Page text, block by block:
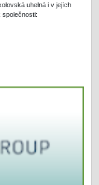
uhelná i v jejích